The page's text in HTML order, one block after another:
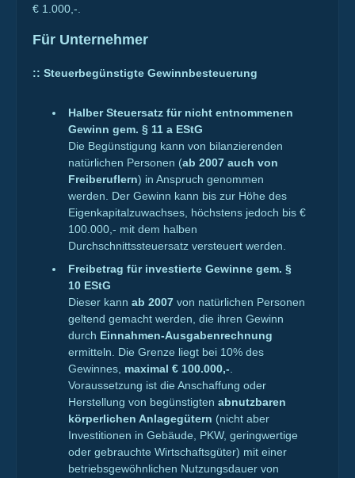
€ 1.000,-.
Für Unternehmer
:: Steuerbegünstigte Gewinnbesteuerung
Halber Steuersatz für nicht entnommenen
Gewinn gem. § 11 a EStG
Die Begünstigung kann von bilanzierenden
natürlichen Personen (ab 2007 auch von
Freiberuflern) in Anspruch genommen
werden. Der Gewinn kann bis zur Höhe des
Eigenkapitalzuwachses, höchstens jedoch bis €
100.000,- mit dem halben
Durchschnittssteuersatz versteuert werden.
Freibetrag für investierte Gewinne gem. §
10 EStG
Dieser kann ab 2007 von natürlichen Personen
geltend gemacht werden, die ihren Gewinn
durch Einnahmen-Ausgabenrechnung
ermitteln. Die Grenze liegt bei 10% des
Gewinnes, maximal € 100.000,-
Voraussetzung ist die Anschaffung oder
Herstellung von begünstigten abnutzbaren
körperlichen Anlagegütern (nicht aber
Investitionen in Gebäude, PKW, geringwertige
oder gebrauchte Wirtschaftsgüter) mit einer
betriebsgewöhnlichen Nutzungsdauer von